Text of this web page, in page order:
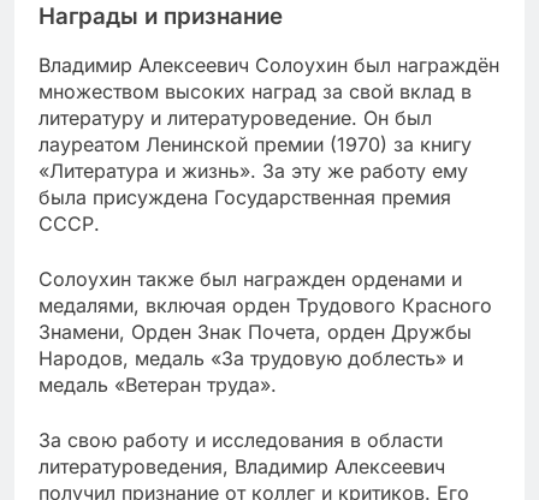
Награды и признание
Владимир Алексеевич Солоухин был награждён
множеством высоких наград за свой вклад в
литературу и литературоведение. Он был
лауреатом Ленинской премии (1970) за книгу
«Литература и жизнь». За эту же работу ему
была присуждена Государственная премия
СССР.
Солоухин также был награжден орденами и
медалями, включая орден Трудового Красного
Знамени, Орден Знак Почета, орден Дружбы
Народов, медаль «За трудовую доблесть» и
медаль «Ветеран труда».
За свою работу и исследования в области
литературоведения, Владимир Алексеевич
получил признание от коллег и критиков. Его